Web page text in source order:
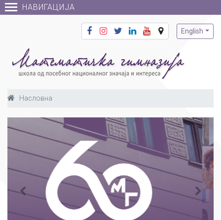
НАВИГАЦИЈА
English
Насловна
&lsaquo;